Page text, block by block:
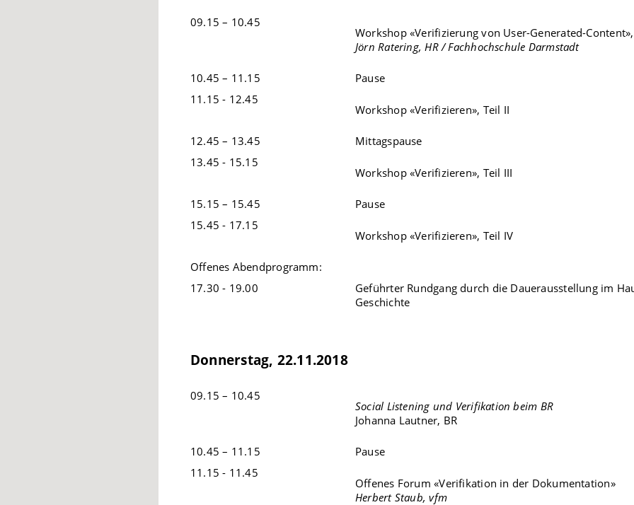
09.15 – 10.45
Workshop «Verifizierung von User-Generated-
Jörn Ratering, HR / Fachhochschule Darmstadt
10.45 – 11.15
Pause
11.15 - 12.45
Workshop «Verifizieren», Teil II
12.45 – 13.45
Mittagspause
13.45 - 15.15
Workshop «Verifizieren», Teil III
15.15 – 15.45
Pause
15.45 - 17.15
Workshop «Verifizieren», Teil IV
Offenes Abendprogramm:
17.30 - 19.00
Geführter Rundgang durch die Dauerausstellung im
Geschichte
Donnerstag, 22.11.2018
09.15 – 10.45
Social Listening und Verifikation beim BR
Johanna Lautner, BR
10.45 – 11.15
Pause
11.15 - 11.45
Offenes Forum «Verifikation in der Dokumentation»
Herbert Staub, vfm